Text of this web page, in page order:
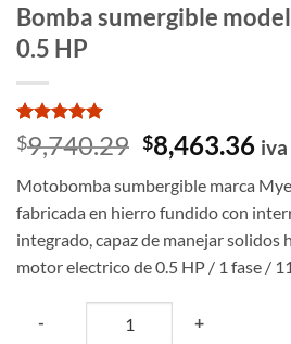
Bomba sumergible
0.5 HP
Valorado
con5de 5
1
valoración
de un
cliente
$9,740.29 El
precio
original
era:
$9,740.29.
$8,463.36El
es:
Motobomba sumbergible marca
fabricada en hierro fundido con
integrado, capaz de manejar solidos
motor electrico de 0.5 HP / 1 fase /
- +